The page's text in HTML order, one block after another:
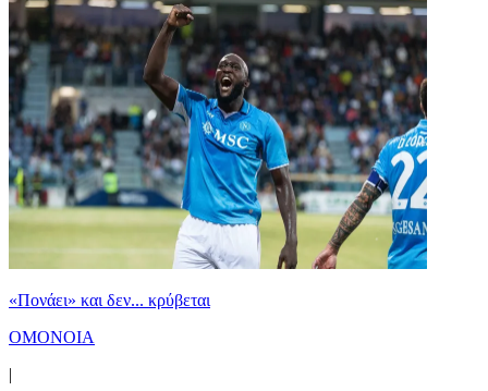
«Πονάει» και δεν... κρύβεται
ΟΜΟΝΟΙΑ
|